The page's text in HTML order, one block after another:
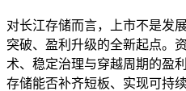
对长江存储而言，上市不是发
突破、盈利升级的全新起点。
术、稳定治理与穿越周期的盈
存储能否补齐短板、实现可持